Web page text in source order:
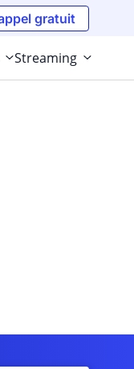
gratuit
Streaming